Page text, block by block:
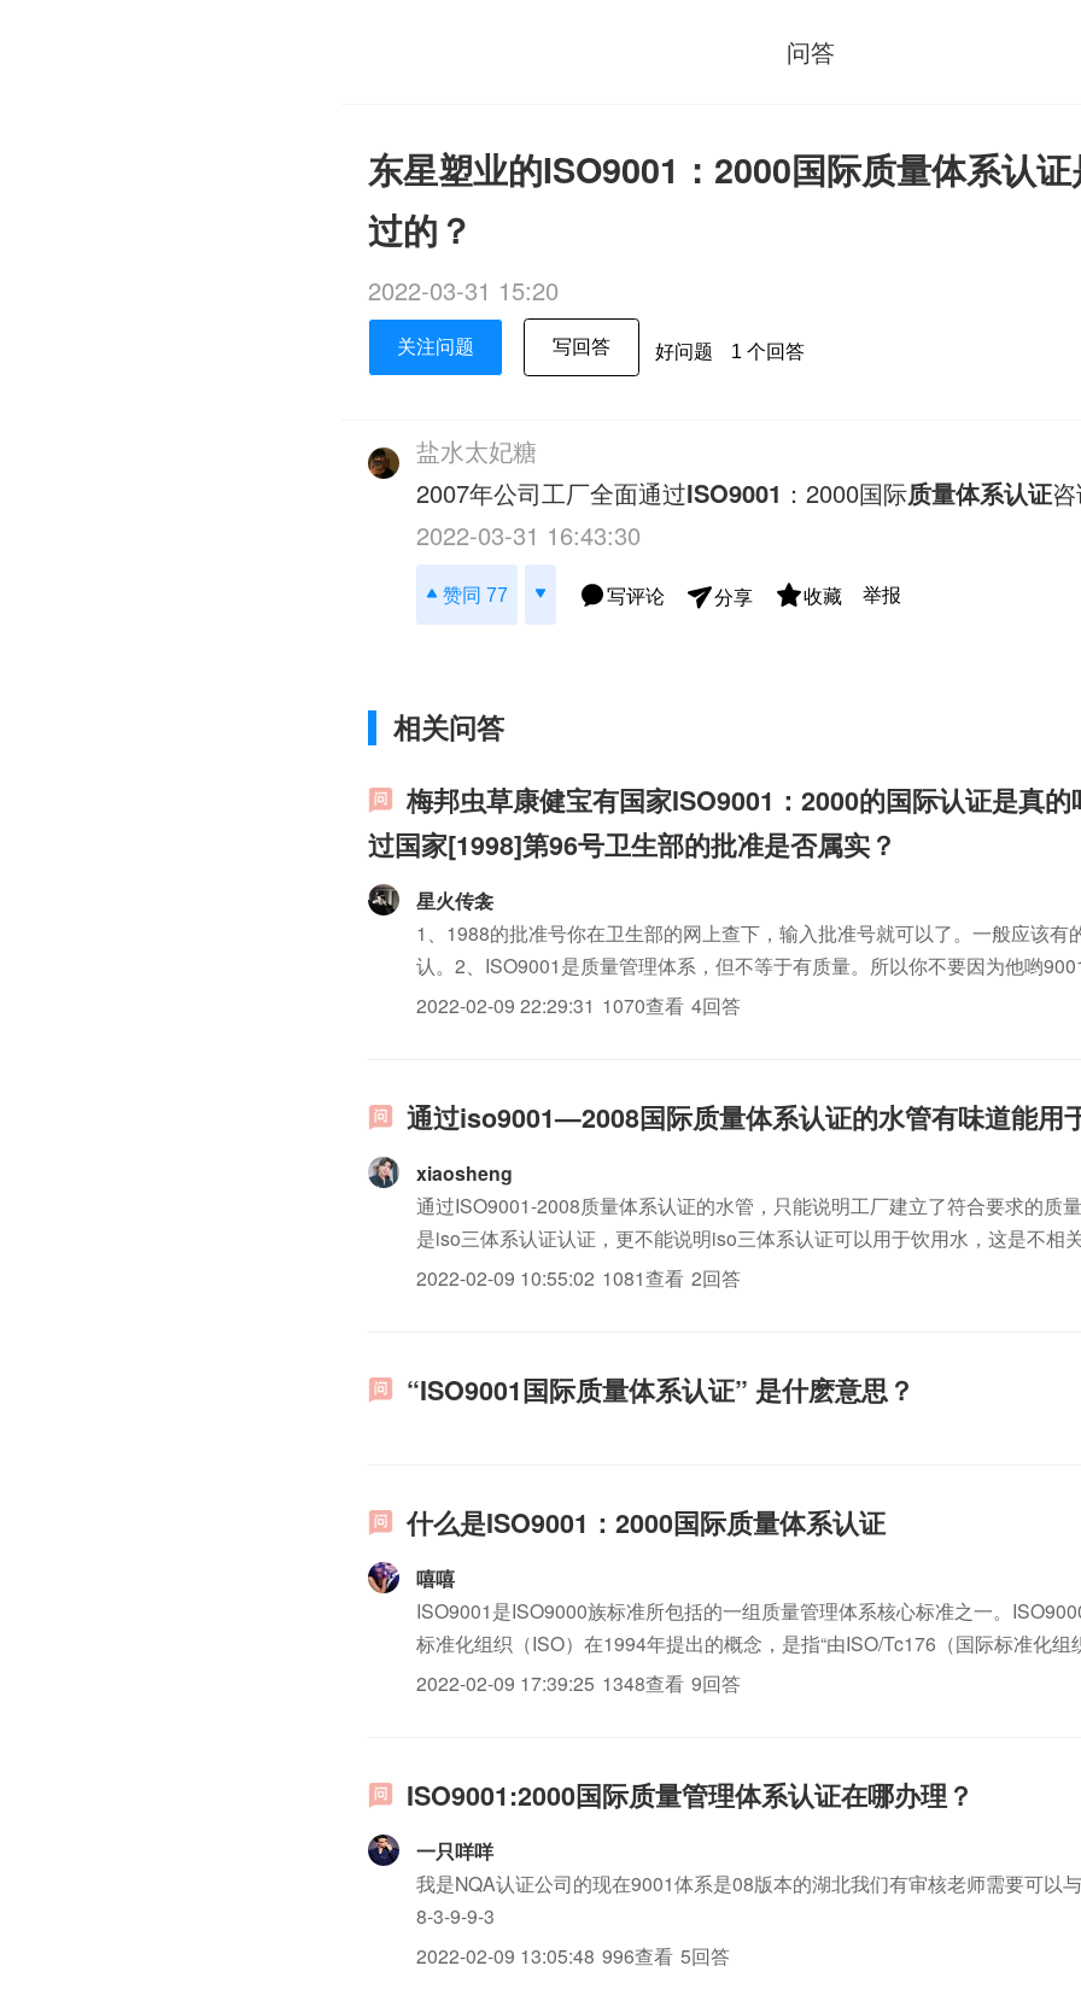
问答
东星塑业的ISO9001：2000国际质量体系认
过的？
2022-03-31 15:20
关注问题 写回答 好问题 1 个回答
盐水太妃糖
2007年公司工厂全面通过ISO9001 ：2000国际质量体系认证
2022-03-31 16:43:30
赞同 77 写评论 分享 收藏 举报
相关问答
梅邦虫草康健宝有国家ISO9001：2000的国际认证是真
过国家[1998]第96号卫生部的批准是否属实？
星火传衾
1、1988的批准号你在卫生部的网上查下，输入批准号就可以了。一般应该有
认。2、ISO9001是质量管理体系，但不等于有质量。所以你不要因为他哟
药，没9001就不吃他的药。3、所谓药或保健品都有他的适用人群，有些人应
2022-02-09 22:29:31 1070查看 4回答
通过iso9001—2008国际质量体系认证的水管有味道能用
xiaosheng
通过ISO9001-2008质量体系认证的水管，只能说明工厂建立了符合要求的质
是iso三体系认证认证，更不能说明iso三体系认证可以用于饮用水，这是不相
被体系认证所误导。
2022-02-09 10:55:02 1081查看 2回答
“ISO9001国际质量体系认证” 是什麽意思？
什么是ISO9001：2000国际质量体系认证
嘻嘻
ISO9001是ISO9000族标准所包括的一组质量管理体系核心标准之一。
标准化组织（ISO）在1994年提出的概念，是指“由ISO/Tc176（国际标准化组
量保证技术委员会）制定的国际标准。ISO9001用于证实组织具有提供满足顾
2022-02-09 17:39:25 1348查看 9回答
ISO9001:2000国际质量管理体系认证在哪办理？
一只咩咩
我是NQA认证公司的现在9001体系是08版本的湖北我们有审核老师需要可以
8-3-9-9-3
2022-02-09 13:05:48 996查看 5回答